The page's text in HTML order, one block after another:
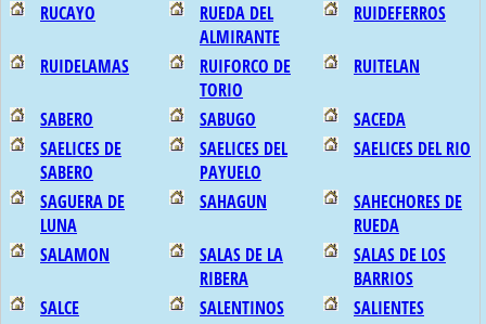
RUCAYO
RUEDA DEL
ALMIRANTE
RUIDEFERROS
RUIDELAMAS
RUIFORCO DE
TORIO
RUITELAN
SABERO SABUGO
SACEDA
SAELICES DE
SABERO
SAELICES DEL
PAYUELO
SAELICES DEL RIO
SAGUERA DE
LUNA
SAHAGUN
SAHECHORES DE
RUEDA
SALAMON
SALAS DE LA
RIBERA
SALAS DE LOS
BARRIOS
SALCE
SALENTINOS
SALIENTES